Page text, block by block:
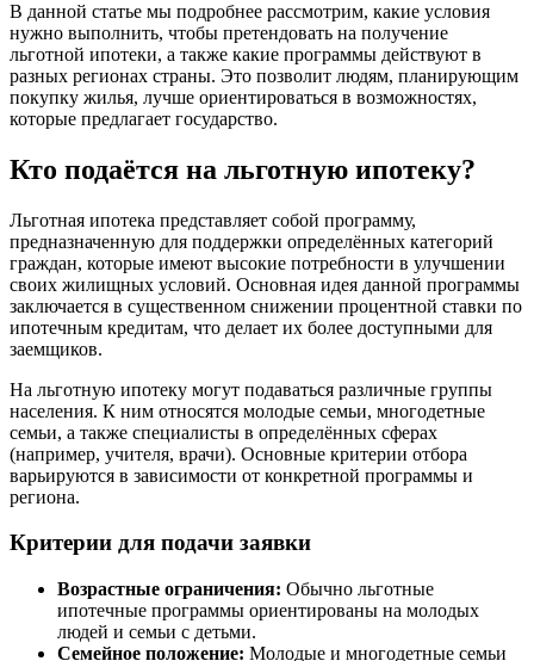
В данной статье мы подробнее рассмотрим, какие условия
нужно выполнить, чтобы претендовать на получение
льготной ипотеки, а также какие программы действуют в
разных регионах страны. Это позволит людям, планирующим
покупку жилья, лучше ориентироваться в возможностях,
которые предлагает государство.
Кто подаётся на льготную ипотеку?
Льготная ипотека представляет собой программу,
предназначенную для поддержки определённых категорий
граждан, которые имеют высокие потребности в улучшении
своих жилищных условий. Основная идея данной программы
заключается в существенном снижении процентной ставки по
ипотечным кредитам, что делает их более доступными для
заемщиков.
На льготную ипотеку могут подаваться различные группы
населения. К ним относятся молодые семьи, многодетные
семьи, а также специалисты в определённых сферах
(например, учителя, врачи). Основные критерии отбора
варьируются в зависимости от конкретной программы и
региона.
Критерии для подачи заявки
Возрастные ограничения: Обычно льготные
ипотечные программы ориентированы на молодых
людей и семьи с детьми.
Семейное положение: Молодые и многодетные семьи